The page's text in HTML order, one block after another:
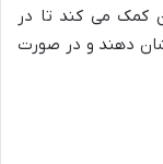
کمک می کند تا در
دهند و در صورت